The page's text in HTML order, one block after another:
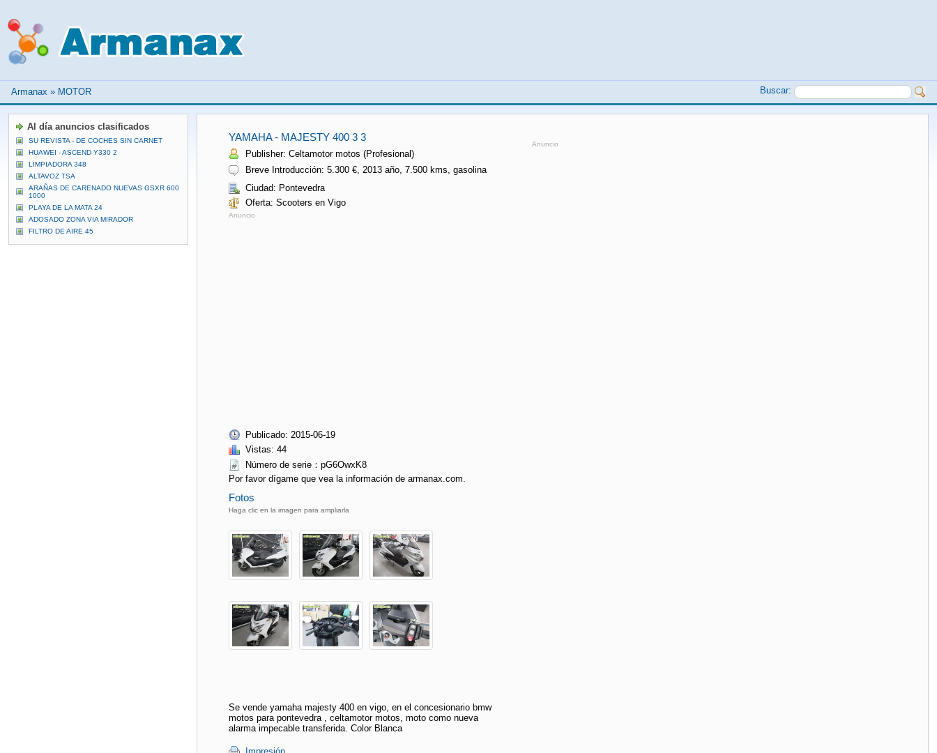
Armanax » MOTOR Buscar:
YAMAHA - MAJESTY 400 3 3
Publisher: Celtamotor motos (Profesional)
Breve Introducción: 5.300 €, 2013 año, 7.500 kms, gasolina
Ciudad: Pontevedra
Oferta: Scooters en Vigo
Anuncio
Publicado: 2015-06-19
Vistas: 44
Número de serie：pG6OwxK8
Por favor dígame que vea la información de armanax.com.
Fotos
Haga clic en la imagen para ampliarla
Se vende yamaha majesty 400 en vigo, en el concesionario bmw
motos para pontevedra , celtamotor motos, moto como nueva
alarma impecable transferida. Color Blanca
Anuncio
Al día anuncios clasificados
SU REVISTA - DE COCHES SIN CARNET
HUAWEI - ASCEND Y330 2
LIMPIADORA 348
ALTAVOZ TSA
ARAÑAS DE CARENADO NUEVAS GSXR 600
1000
PLAYA DE LA MATA 24
ADOSADO ZONA VIA MIRADOR
FILTRO DE AIRE 45